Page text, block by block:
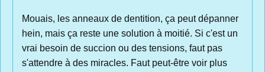
Mouais, les anneaux de dentition, ça peut dépanner
hein, mais ça reste une solution à moitié. Si c'est un
vrai besoin de succion ou des tensions, faut pas
s'attendre à des miracles. Faut peut-être voir plus